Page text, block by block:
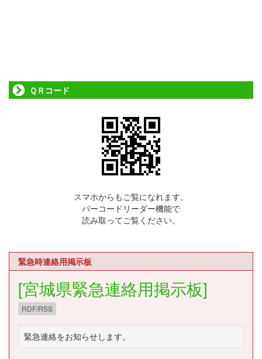
ＱＲコード
スマホからもご覧になれます。
バーコードリーダー機能で
読み取ってご覧ください。
緊急時連絡用掲示板
[宮城県緊急連絡用掲示板]
RDF/RSS
緊急連絡をお知らせします。